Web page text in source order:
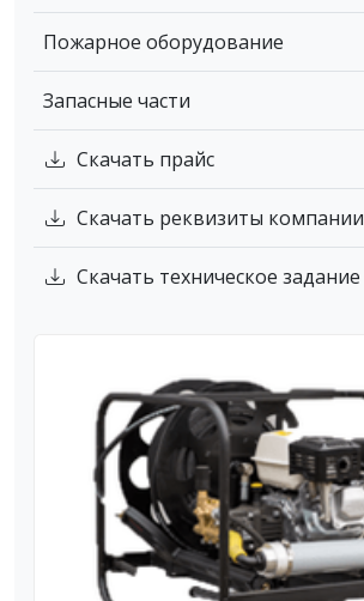
Пожарное оборудование
Запасные части
Скачать прайс
Скачать реквизиты компании
Скачать техническое задание